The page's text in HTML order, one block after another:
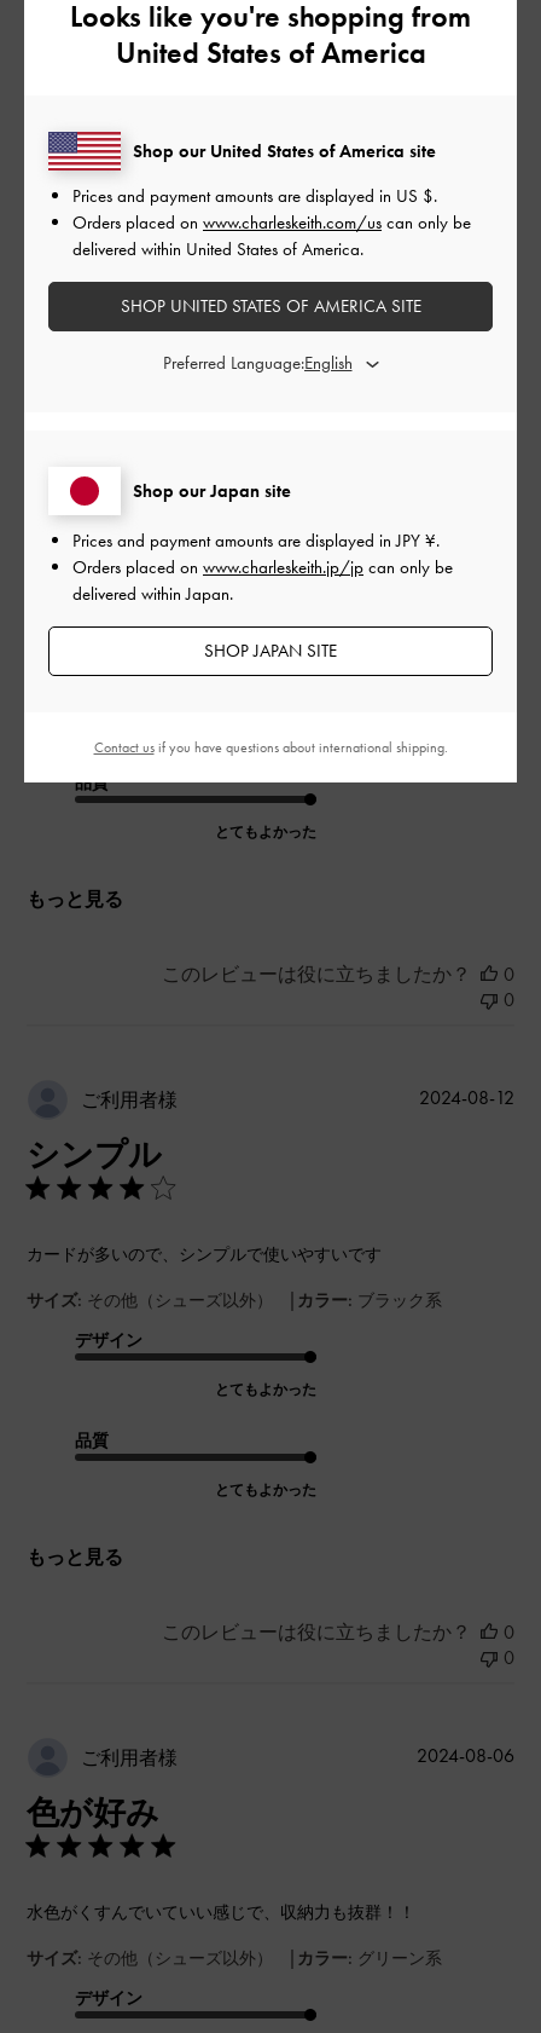
品質
もっと見る
このレビューは役に立ちましたか？
実物の方がとても可愛くて嬉しかったです♡
ミントグリーンの色味が可愛くて、charles&keithのシルバーのロ
ゴとマッチしてて素敵でした❤︎
その他（シューズ以外） | カラー:
デザイン
品質
とてもよかった
もっと見る
このレビューは役に立ちましたか？
0
0
ご利用者様
シンプル
カードが多いので、シンプルで使いやすいです
サイズ: その他（シューズ以外） | カラー: ブラック系
デザイン
とてもよかった
品質
とてもよかった
もっと見る
公
2024-08-12
このレビューは役に立ちましたか？
0
0
ご利用者様
色が好み
水色がくすんでいていい感じで、収納力も抜群！！
サイズ: その他（シューズ以外） | カラー: グリーン系
デザイン
公
2024-08-06
Looks like you're shopping from
United States of America
Shop our Japan site
Prices and payment amounts are displayed inJPY ¥.
Orders placed on www.charleskeith.jp/jp can only be
delivered within Japan.
SHOP JAPAN SITE
Shop our United States of America site
Prices and payment amounts are displayed in US $.
Orders placed on www.charleskeith.com/us can only be
delivered within United States of America.
SHOP UNITED STATES OF AMERICA SITE
Preferred Language:
Contact usif you have questions about international shipping.